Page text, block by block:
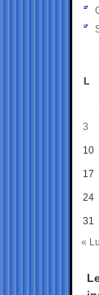
L
3
10
17
24
31
«